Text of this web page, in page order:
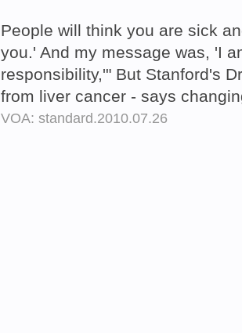
People will think you are sick
you.' And my message was, 'I
responsibility,'" But Stanford's
from liver cancer - says
VOA: standard.2010.07.26